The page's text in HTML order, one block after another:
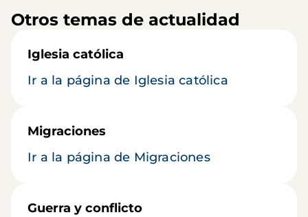
Otros temas de actualidad
Iglesia católica
Ir a la página de Iglesia católica
Migraciones
Ir a la página de Migraciones
Guerra y conflicto